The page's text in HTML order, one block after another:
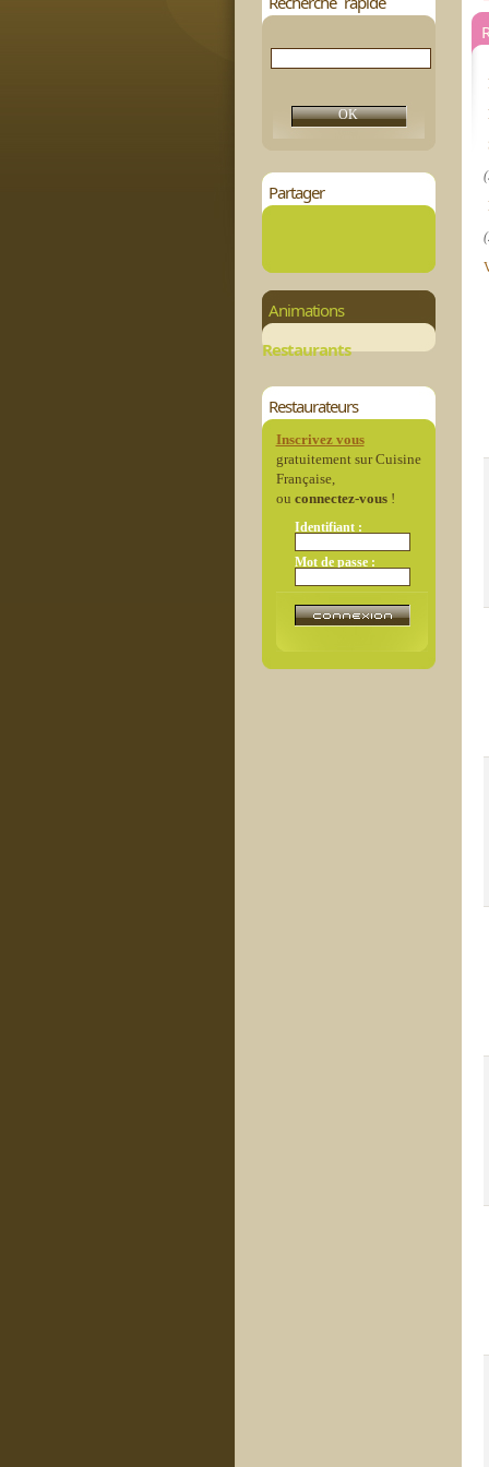
Partager
Animations
Restaurants
Restaurateurs
Inscrivez vous
gratuitement sur Cuisine
Française,
ou connectez-vous!
Identifiant :
Mot de passe :